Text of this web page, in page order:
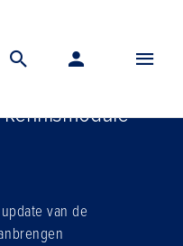
van de